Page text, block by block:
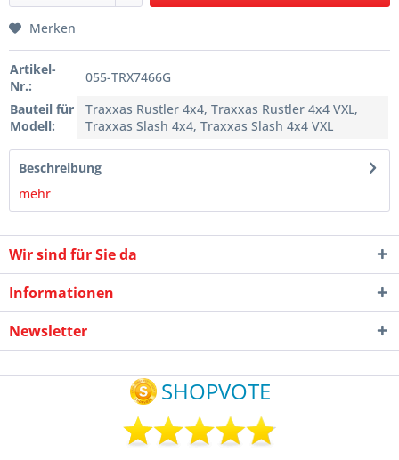
Merken
Artikel-
Nr.:
055-TRX7466G
Bauteil für
Modell:
Traxxas Rustler 4x4, Traxxas Rustler 4x4 VXL,
Traxxas Slash 4x4, Traxxas Slash 4x4 VXL
Beschreibung
mehr
Wir sind für Sie da
Informationen
Newsletter